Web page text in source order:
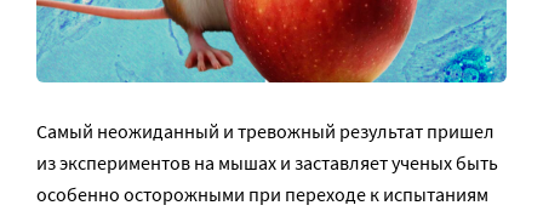
Самый неожиданный и тревожный результат пришел
из экспериментов на мышах и заставляет ученых быть
особенно осторожными при переходе к испытаниям